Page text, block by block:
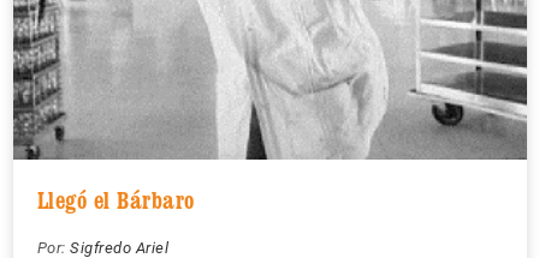
Llegó el Bárbaro
Por: Sigfredo Ariel